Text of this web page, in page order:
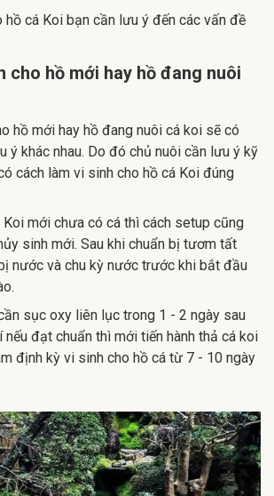
hồ cá Koi bạn cần lưu ý đến các vấn đề
cho hồ mới hay hồ đang nuôi
hồ mới hay hồ đang nuôi cá koi sẽ có
ý khác nhau. Do đó chủ nuôi cần lưu ý kỹ
cách làm vi sinh cho hồ cá Koi đúng
mới chưa có cá thì cách setup cũng
sinh mới. Sau khi chuẩn bị tươm tất
nước và chu kỳ nước trước khi bắt đầu
sục oxy liên lục trong 1 - 2 ngày sau
đạt chuẩn thì mới tiến hành thả cá koi
định kỳ vi sinh cho hồ cá từ 7 - 10 ngày